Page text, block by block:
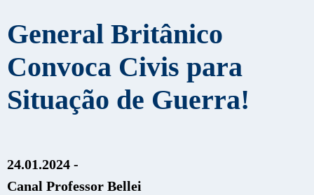
General Britânico
Convoca Civis para
Situação de Guerra!
24.01.2024 -
Canal Professor Bellei